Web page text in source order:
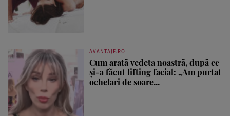
AVANTAJE.RO
Cum arată vedeta noastră, după ce
și-a făcut lifting facial: „Am purtat
ochelari de soare...